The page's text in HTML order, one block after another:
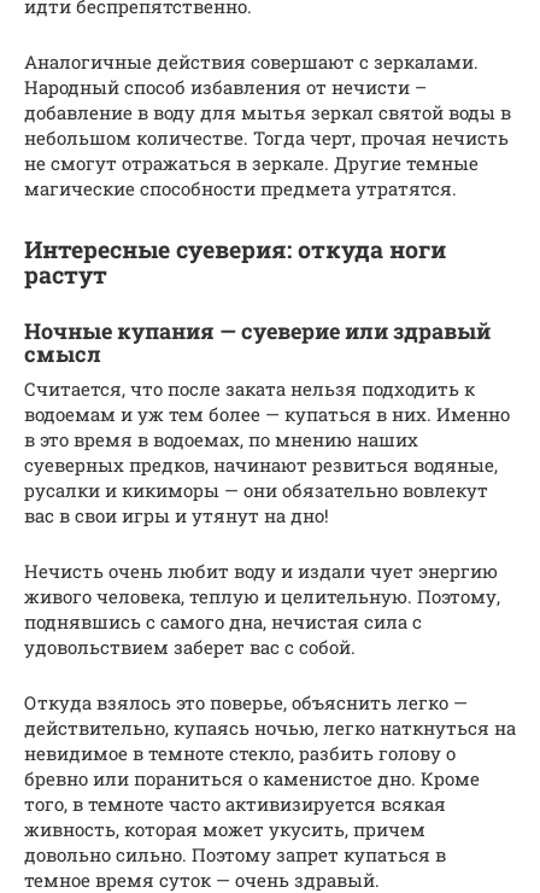
идти беспрепятственно.
Аналогичные действия совершают с зеркалами.
Народный способ избавления от нечисти –
добавление в воду для мытья зеркал святой воды в
небольшом количестве. Тогда черт, прочая нечисть
не смогут отражаться в зеркале. Другие темные
магические способности предмета утратятся.
Интересные суеверия: откуда ноги
растут
Ночные купания — суеверие или здравый
смысл
Считается, что после заката нельзя подходить к
водоемам и уж тем более — купаться в них. Именно
в это время в водоемах, по мнению наших
суеверных предков, начинают резвиться водяные,
русалки и кикиморы — они обязательно вовлекут
вас в свои игры и утянут на дно!
Нечисть очень любит воду и издали чует энергию
живого человека, теплую и целительную. Поэтому,
поднявшись с самого дна, нечистая сила с
удовольствием заберет вас с собой.
Откуда взялось это поверье, объяснить легко —
действительно, купаясь ночью, легко наткнуться на
невидимое в темноте стекло, разбить голову о
бревно или пораниться о каменистое дно. Кроме
того, в темноте часто активизируется всякая
живность, которая может укусить, причем
довольно сильно. Поэтому запрет купаться в
темное время суток — очень здравый.